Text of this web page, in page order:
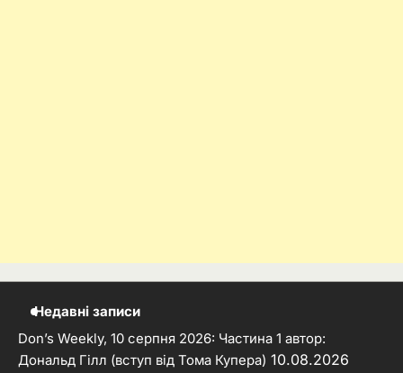
Недавні записи
Don’s Weekly, 10 серпня 2026: Частина 1 автор:
Дональд Гілл (вступ від Тома Купера) 10.08.2026